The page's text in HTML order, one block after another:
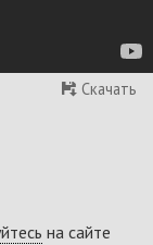
Скачать
на сайте